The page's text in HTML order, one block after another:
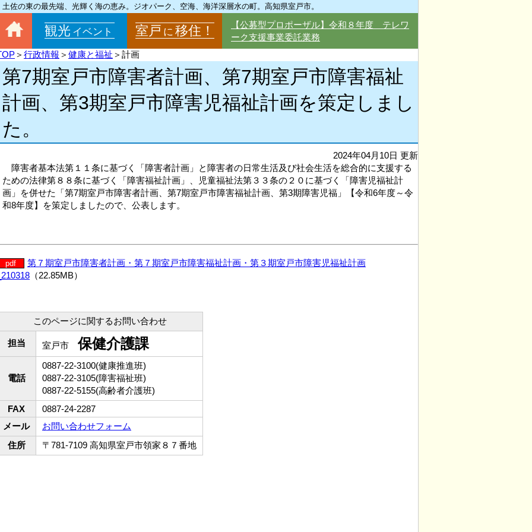
土佐の東の最先端、光輝く海の恵み。ジオパーク、空海、海洋深層水の町。高知県室戸市。
観光 イベント 室戸 に 移住！
【公募型プロポーザル】令和８年度 テレワ
ーク支援事業委託業務
＞ 行政情報 ＞ 健康と福祉 ＞計画
第7期室戸市障害者計画、第7期室戸市障害福祉
計画、第3期室戸市障害児福祉計画を策定しまし
た。
2024年04月10日 更新
障害者基本法第１１条に基づく「障害者計画」と障害者の日常生活及び社会生活を総合的に支援する
ための法律第８８条に基づく「障害福祉計画」、児童福祉法第３３条の２０に基づく「障害児福祉計
画」を併せた「第7期室戸市障害者計画、第7期室戸市障害福祉計画、第3期障害児福」【令和6年度～令
和8年度】を策定しましたので、公表します。
pdf
第７期室戸市障害者計画・第７期室戸市障害福祉計画・第３期室戸市障害児福祉計画
（22.85MB）
このページに関するお問い合わせ
担当 室戸市保健介護課
電話
0887-22-3100(健康推進班)
0887-22-3105(障害福祉班)
0887-22-5155(高齢者介護班)
FAX
0887-24-2287
メール
お問い合わせフォーム
住所
〒781-7109 高知県室戸市領家８７番地